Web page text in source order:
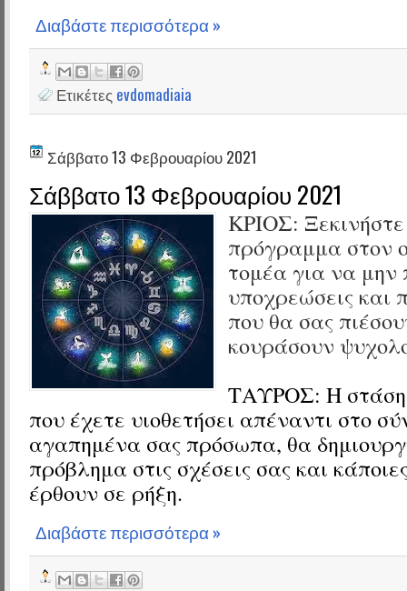
Διαβάστε περισσότερα »
Ετικέτες evdomadiaia
Σάββατο 13 Φεβρουαρίου 2021
Σάββατο 13 Φεβρουαρίου 2021
ΚΡΙΟΣ:
πρόγραμμα στον
τομέα για να μην
υποχρεώσεις και
που θα σας
κουράσουν
ΤΑΥΡΟΣ: Η στάση
που έχετε υιοθετήσει απέναντι στο
αγαπημένα σας πρόσωπα, θα
πρόβλημα στις σχέσεις σας και
έρθουν σε ρήξη.
Διαβάστε περισσότερα »